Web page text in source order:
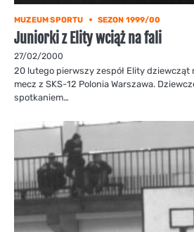
MUZEUM SPORTU SEZON 1999/00
Juniorki z Elity wciąż na fali
27/02/2000
20 lutego pierwszy zespół Elity dziewcząt
mecz z SKS-12 Polonia Warszawa.
spotkaniem…